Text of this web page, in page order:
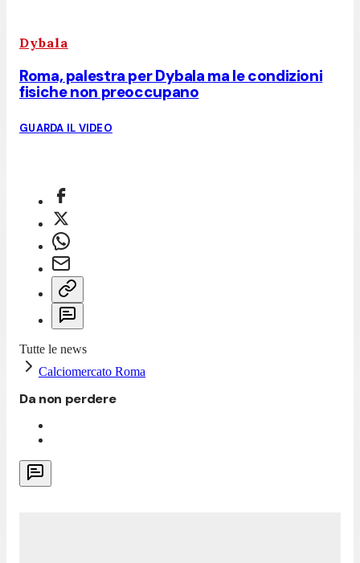
Dybala
Roma, palestra per Dybala ma le condizioni
fisiche non preoccupano
GUARDA IL VIDEO
Tutte le news
Calciomercato Roma
Da non perdere